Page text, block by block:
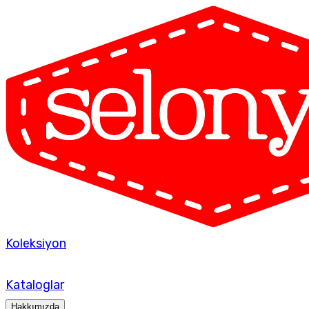
Koleksiyon
Kataloglar
Hakkımızda